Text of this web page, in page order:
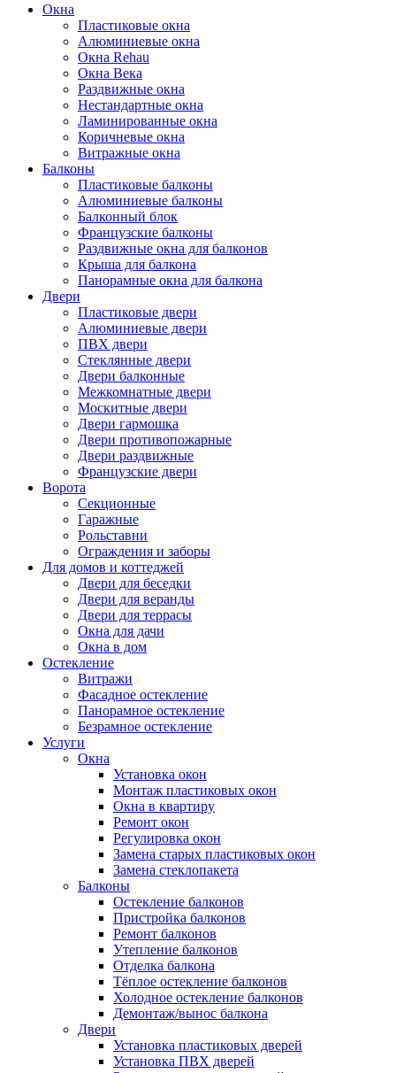
Окна
Пластиковые окна
Алюминиевые окна
Окна Rehau
Окна Века
Раздвижные окна
Нестандартные окна
Ламинированные окна
Коричневые окна
Витражные окна
Балконы
Пластиковые балконы
Алюминиевые балконы
Балконный блок
Французские балконы
Раздвижные окна для балконов
Крыша для балкона
Панорамные окна для балкона
Двери
Пластиковые двери
Алюминиевые двери
ПВХ двери
Стеклянные двери
Двери балконные
Межкомнатные двери
Москитные двери
Двери гармошка
Двери противопожарные
Двери раздвижные
Французские двери
Ворота
Секционные
Гаражные
Рольставни
Ограждения и заборы
Для домов и коттеджей
Двери для беседки
Двери для веранды
Двери для террасы
Окна для дачи
Окна в дом
Остекление
Витражи
Фасадное остекление
Панорамное остекление
Безрамное остекление
Услуги
Окна
Установка окон
Монтаж пластиковых окон
Окна в квартиру
Ремонт окон
Регулировка окон
Замена старых пластиковых окон
Замена стеклопакета
Балконы
Остекление балконов
Пристройка балконов
Ремонт балконов
Утепление балконов
Отделка балкона
Тёплое остекление балконов
Холодное остекление балконов
Демонтаж/вынос балкона
Двери
Установка пластиковых дверей
Установка ПВХ дверей